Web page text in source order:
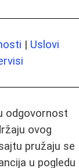
| Uslovi
odgovornost
ovog
pružaju se
u pogledu